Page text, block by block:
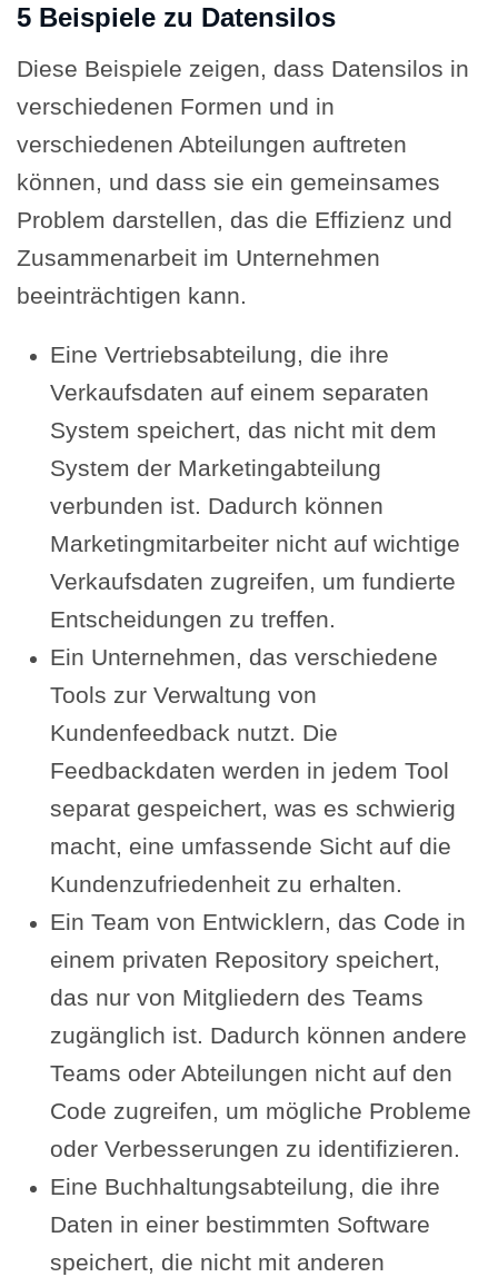
5 Beispiele zu Datensilos
Diese Beispiele zeigen, dass Datensilos in
verschiedenen Formen und in
verschiedenen Abteilungen auftreten
können, und dass sie ein gemeinsames
Problem darstellen, das die Effizienz und
Zusammenarbeit im Unternehmen
beeinträchtigen kann.
Eine Vertriebsabteilung, die ihre
Verkaufsdaten auf einem separaten
System speichert, das nicht mit dem
System der Marketingabteilung
verbunden ist. Dadurch können
Marketingmitarbeiter nicht auf wichtige
Verkaufsdaten zugreifen, um fundierte
Entscheidungen zu treffen.
Ein Unternehmen, das verschiedene
Tools zur Verwaltung von
Kundenfeedback nutzt. Die
Feedbackdaten werden in jedem Tool
separat gespeichert, was es schwierig
macht, eine umfassende Sicht auf die
Kundenzufriedenheit zu erhalten.
Ein Team von Entwicklern, das Code in
einem privaten Repository speichert,
das nur von Mitgliedern des Teams
zugänglich ist. Dadurch können andere
Teams oder Abteilungen nicht auf den
Code zugreifen, um mögliche Probleme
oder Verbesserungen zu identifizieren.
Eine Buchhaltungsabteilung, die ihre
Daten in einer bestimmten Software
speichert, die nicht mit anderen